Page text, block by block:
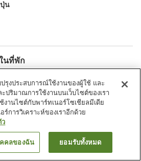
ปุ่น
นที่พัก
ตู้จำหน่ายอัตโนมัติ
โด เมืองบิเอ Morinoryotei Biei
ค้นหาห้องพัก
รุงประสบการณ์ใช้งานของผู้ใช้ และ
ปริมาณการใช้งานบนเว็บไซต์ของเรา
งานไซต์กับพาร์ทเนอร์โซเชียลมีเดีย
การวิเคราะห์ของเราอีกด้วย
ว
คลของฉัน ยอมรับทั้งหมด